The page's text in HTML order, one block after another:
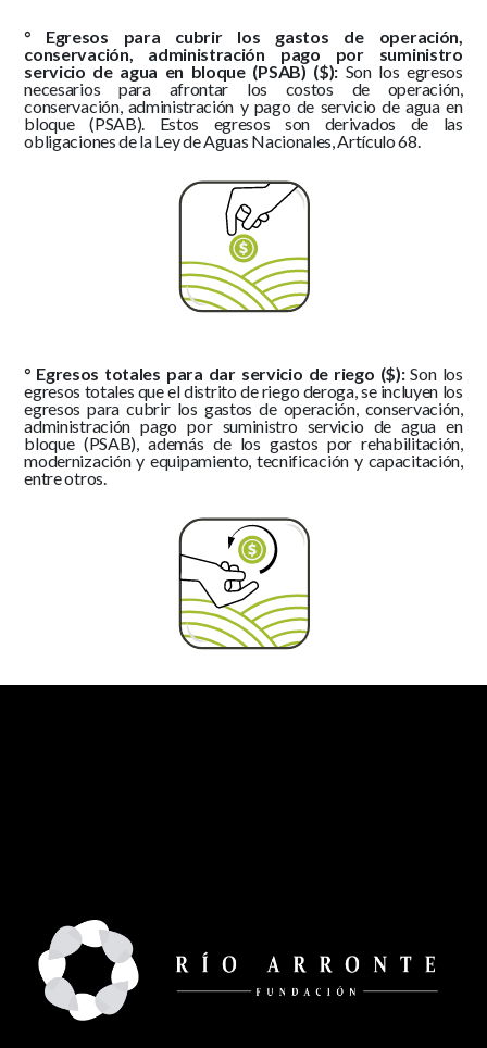
° Egresos para cubrir los gastos de operación,
conservación, administración pago por suministro
servicio de agua en bloque (PSAB) ($):Son los egresos
necesarios para afrontar los costos de operación,
conservación, administración y pago de servicio de agua en
bloque (PSAB). Estos egresos son derivados de las
obligaciones de la Ley de Aguas Nacionales, Artículo 68.
° Egresos totales para dar servicio de riego ($):Son los
egresos totales que el distrito de riego deroga, se incluyen los
egresos para cubrir los gastos de operación, conservación,
administración pago por suministro servicio de agua en
bloque (PSAB), además de los gastos por rehabilitación,
modernización y equipamiento, tecnificación y capacitación,
entre otros.